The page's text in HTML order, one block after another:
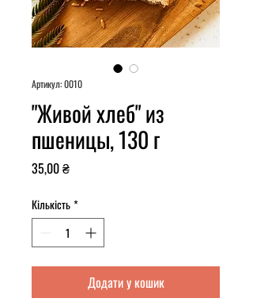
Артикул: 0010
"Живой хлеб" из
пшеницы, 130 г
35,00 ₴Ціна
Кількість*
Додати у кошик